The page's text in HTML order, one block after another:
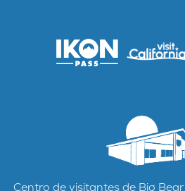
Centro de visitantes de Big